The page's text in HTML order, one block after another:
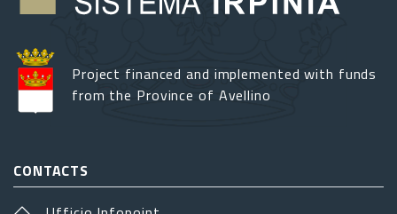
Project financed and implemented with funds
from the Province of Avellino
CONTACTS